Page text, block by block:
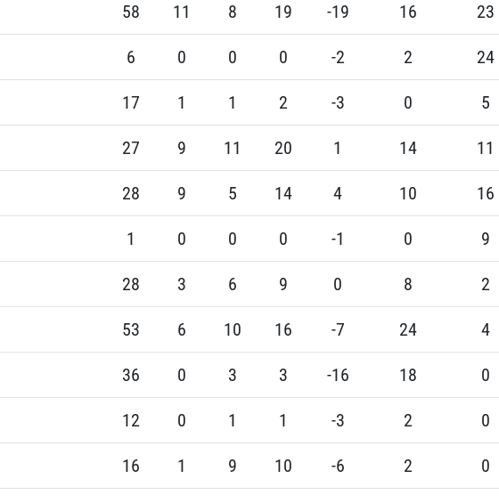
58 11 8 19 -19 16 23
6 0 0 0 -2 2 24
17 1 1 2 -3 0 5
27 9 11 20 1 14 11
28 9 5 14 4 10 16
1 0 0 0 -1 0 9
28 3 6 9 0 8 2
53 6 10 16 -7 24 4
36 0 3 3 -16 18 0
12 0 1 1 -3 2 0
16 1 9 10 -6 2 0